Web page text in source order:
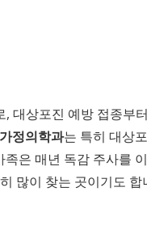
대상포진 예방 접종부
정의학과는 특히 대상
은 매년 독감 주사를
많이 찾는 곳이기도